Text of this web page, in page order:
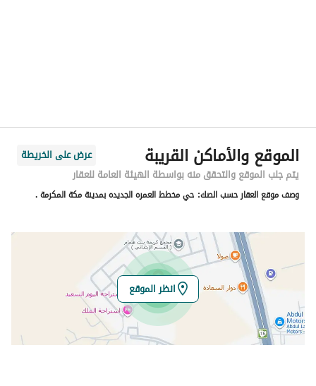
رقم المبنى
4053
الرقم الاضافي
خط العرض
21.545013251651042
خط الطول
39.77347927414287
تفاصيل العقار
نوع الإعلان
للبيع
الموقع والأماكن القريبة
عرض على الخريطة
يتم جلب الموقع والتحقق منه بواسطة الهيئة العامة للعقار
وصف موقع العقار حسب الصك: حي مخطط العمره الجديده بمدينة مكة المكرمة .
انظر الموقع